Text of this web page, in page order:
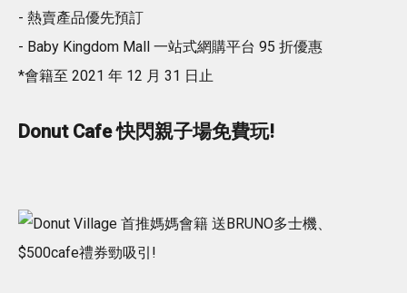
- 熱賣產品優先預訂
- Baby Kingdom Mall 一站式網購平台 95 折優惠
*會籍至 2021 年 12 月 31 日止
Donut Cafe 快閃親子場免費玩!